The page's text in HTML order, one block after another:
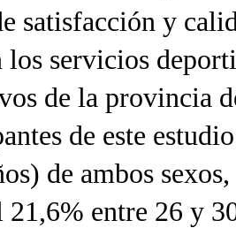
satisfacción y
servicios
de la provincia
de este
de ambos
21,6% entre 26 y